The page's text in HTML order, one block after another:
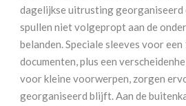
dagelijkse uitrusting georganiseerd
spullen niet volgepropt aan de
belanden. Speciale sleeves voor
documenten, plus een
voor kleine voorwerpen, zorgen
georganiseerd blijft. Aan de